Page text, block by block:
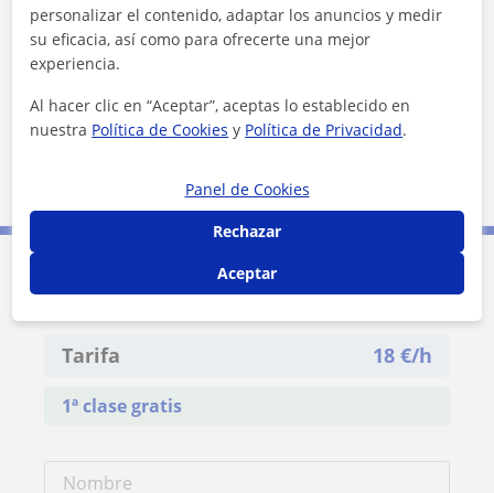
+ −
Leaflet| ©OpenStreetMap
Contacta con Nayara
Tarifa 18 €/h
1ª clase gratis
personalizar el contenido, adaptar los anuncios y medir
su eficacia, así como para ofrecerte una mejor
experiencia.
Al hacer clic en “Aceptar”, aceptas lo establecido en
nuestra Política de Cookies y Política de Privacidad.
Panel de Cookies
Rechazar
Aceptar